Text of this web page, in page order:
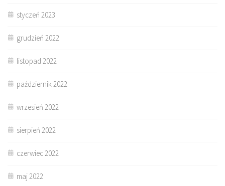
styczeń 2023
grudzień 2022
listopad 2022
październik 2022
wrzesień 2022
sierpień 2022
czerwiec 2022
maj 2022